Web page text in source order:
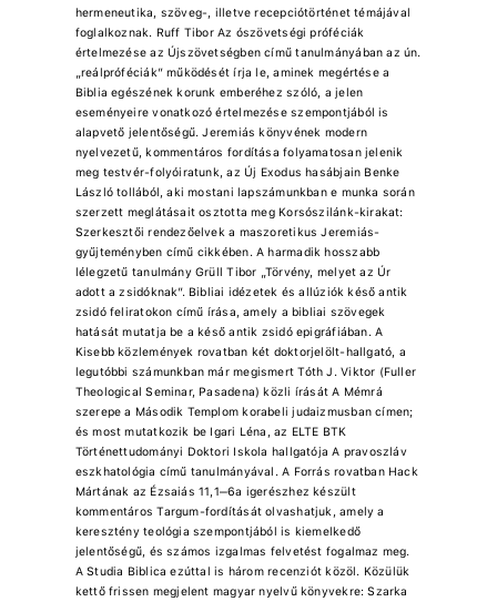
hermeneutika, szöveg-, illetve recepciótörténet témájával
foglalkoznak. Ruff Tibor Az ószövetségi próféciák
értelmezése az Újszövetségben című tanulmányában az ún.
„reálpróféciák” működését írja le, aminek megértése a
Biblia egészének korunk emberéhez szóló, a jelen
eseményeire vonatkozó értelmezése szempontjából is
alapvető jelentőségű. Jeremiás könyvének modern
nyelvezetű, kommentáros fordítása folyamatosan jelenik
meg testvér-folyóiratunk, az Új Exodus hasábjain Benke
László tollából, aki mostani lapszámunkban e munka során
szerzett meglátásait osztotta meg Korsószilánk-kirakat:
Szerkesztői rendezőelvek a maszoretikus Jeremiás-
gyűjteményben című cikkében. A harmadik hosszabb
lélegzetű tanulmány Grüll Tibor „Törvény, melyet az Úr
adott a zsidóknak”. Bibliai idézetek és allúziók késő antik
zsidó feliratokon című írása, amely a bibliai szövegek
hatását mutatja be a késő antik zsidó epigráfiában. A
Kisebb közlemények rovatban két doktorjelölt-hallgató, a
legutóbbi számunkban már megismert Tóth J. Viktor (Fuller
Theological Seminar, Pasadena) közli írását A Mémrá
szerepe a Második Templom korabeli judaizmusban címen;
és most mutatkozik be Igari Léna, az ELTE BTK
Történettudományi Doktori Iskola hallgatója A pravoszláv
eszkhatológia című tanulmányával. A Forrás rovatban Hack
Mártának az Ézsaiás 11,1‒6a igerészhez készült
kommentáros Targum-fordítását olvashatjuk, amely a
keresztény teológia szempontjából is kiemelkedő
jelentőségű, és számos izgalmas felvetést fogalmaz meg.
A Studia Biblica ezúttal is három recenziót közöl. Közülük
kettő frissen megjelent magyar nyelvű könyvekre: Szarka